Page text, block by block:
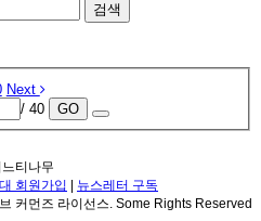
검색
Next
/ 40
GO
티나무
회원가입
뉴스레터 구독
커먼즈 라이선스. Some Rights Reserved